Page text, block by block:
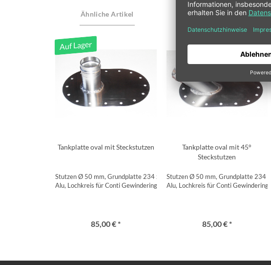
Ähnliche Artikel
Auf Lager
Tankplatte oval mit Steckstutzen
Stutzen Ø 50 mm, Grundplatte 234 x 158 mm,
Alu, Lochkreis für Conti Gewindering SFB 225
85,00 € *
Tankplatte oval mit 45°
Steckstutzen
Stutzen Ø 50 mm, Grundplatte 234
Alu, Lochkreis für Conti Gewindering
85,00 € *